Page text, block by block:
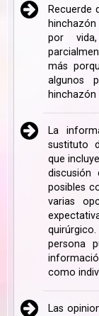
Recuerde
por
más
algunos
La
sustituto
que
discusión
posibles
varias
persona
como
Las